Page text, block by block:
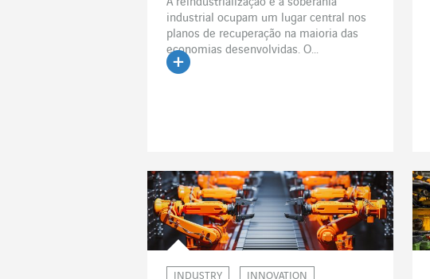
industrial ocupam um lugar central nos
planos de recuperação na maioria das
economias desenvolvidas. O...
INDUSTRY INNOVATION